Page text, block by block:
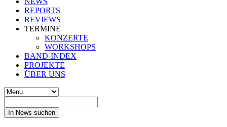
REPORTS
REVIEWS
TERMINE
KONZERTE
WORKSHOPS
BAND-INDEX
PROJEKTE
ÜBER UNS
In News suchen